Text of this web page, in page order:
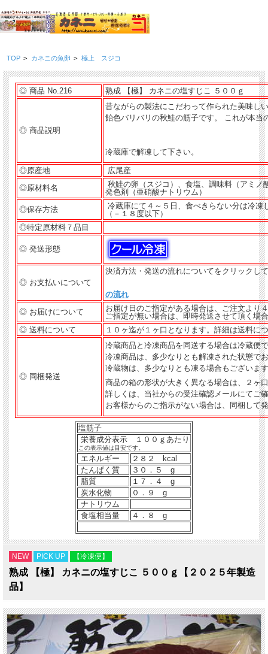
TOP > カネニの魚卵 > 極上 スジコ
◎ 商品 No.216 熟成 【極】 カネニの塩すじこ ５００ｇ
◎ 商品説明
昔ながらの製法にこだわって作られた美味し
飴色バリバリの秋鮭の筋子です。 これが本当
冷蔵庫で解凍して下さい。
◎原産地
広尾産
◎原材料名
秋鮭の卵（スジコ）、食塩、調味料（アミノ
発色剤（亜硝酸ナトリウム）
◎保存方法
冷蔵庫にて４～５日、食べきらない分は冷凍
（－１８度以下）
◎特定原材料７品目
◎ 発送形態
◎ お支払いについて
決済方法・発送の流れについてをクリックし
の流れ
◎ お届けについて
お届け日のご指定がある場合は、ご注文より
ご指定が無い場合は、即時発送させて頂く場
◎ 送料について
１０ヶ迄が１ヶ口となります。詳細は送料に
◎ 同梱発送
冷蔵商品と冷凍商品を同送する場合は冷蔵便
冷凍商品は、多少なりとも解凍された状態で
冷蔵物は、多少なりとも凍る場合もございま
商品の箱の形状が大きく異なる場合は、２ヶ
詳しくは、当社からの受注確認メールにてご
お客様からのご指示がない場合は、同梱して
塩筋子
栄養成分表示 １００ｇあたり
この表示値は目安です。
エネルギー
２８２ kcal
たんぱく質
３０．５ g
脂質
１７．４ g
炭水化物
０．９ g
ナトリウム
食塩相当量
４．８ g
NEW PICK UP 【冷凍便】
熟成 【極】 カネニの塩すじこ ５００ｇ【２０２５年製造
品】